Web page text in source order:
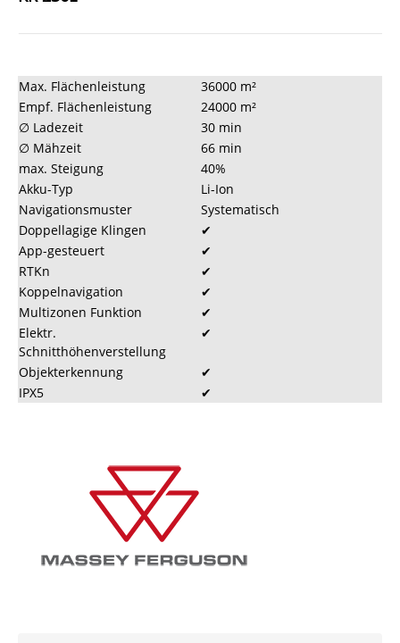
Max. Flächenleistung
36000 m²
Empf. Flächenleistung
24000 m²
∅ Ladezeit
30 min
∅ Mähzeit
66 min
max. Steigung
40%
Akku-Typ
Li-Ion
Navigationsmuster
Systematisch
Doppellagige Klingen
✔
App-gesteuert
✔
RTKn
✔
Koppelnavigation
✔
Multizonen Funktion
✔
Elektr.
Schnitthöhenverstellung
✔
Objekterkennung
✔
IPX5
✔